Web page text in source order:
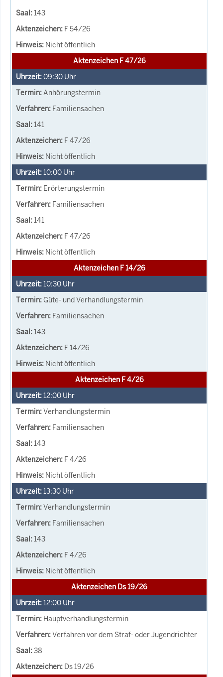
143
F 54/26
Nicht öffentlich
Aktenzeichen F 47/26
09:30 Uhr
Anhörungstermin
Familiensachen
141
F 47/26
Nicht öffentlich
10:00 Uhr
Erörterungstermin
Familiensachen
141
F 47/26
Nicht öffentlich
Aktenzeichen F 14/26
10:30 Uhr
Güte- und Verhandlungstermin
Familiensachen
143
F 14/26
Nicht öffentlich
Aktenzeichen F 4/26
12:00 Uhr
Verhandlungstermin
Familiensachen
143
F 4/26
Nicht öffentlich
13:30 Uhr
Verhandlungstermin
Familiensachen
143
F 4/26
Nicht öffentlich
Aktenzeichen Ds 19/26
12:00 Uhr
Hauptverhandlungstermin
Verfahren vor dem Straf- oder Jugendrichter
38
Ds 19/26